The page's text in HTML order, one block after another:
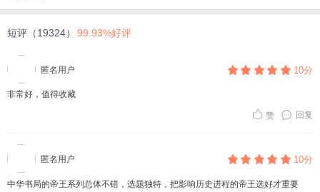
短评（19324） 99.93%好评
匿名用户 10分
非常好，值得收藏
回复
赞
匿名用户 10分
中华书局的帝王系列总体不错，选题独特，把影响历史进程的帝王选好才重要